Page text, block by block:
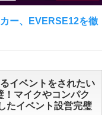
ー、EVERSE12を徹
イベントをされたい
マイクやコンパク
たイベント設営完璧